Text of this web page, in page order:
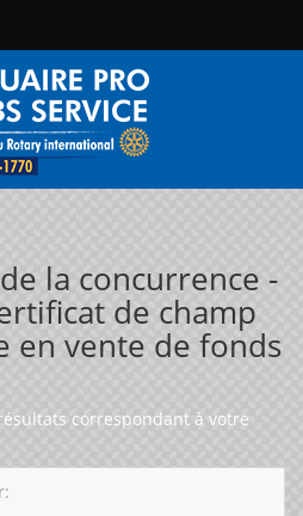
la concurrence -
de champ
en vente de fonds
correspondant à votre